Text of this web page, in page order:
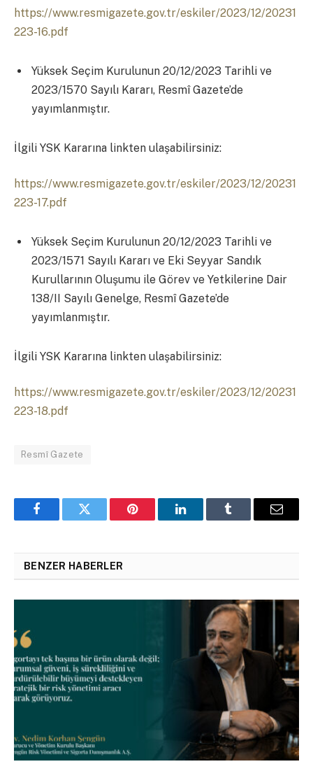
https://www.resmigazete.gov.tr/eskiler/2023/12/20231
223-16.pdf
Yüksek Seçim Kurulunun 20/12/2023 Tarihli ve
2023/1570 Sayılı Kararı, Resmî Gazete’de
yayımlanmıştır.
İlgili YSK Kararına linkten ulaşabilirsiniz:
https://www.resmigazete.gov.tr/eskiler/2023/12/20231
223-17.pdf
Yüksek Seçim Kurulunun 20/12/2023 Tarihli ve
2023/1571 Sayılı Kararı ve Eki Seyyar Sandık
Kurullarının Oluşumu ile Görev ve Yetkilerine Dair
138/II Sayılı Genelge, Resmî Gazete’de
yayımlanmıştır.
İlgili YSK Kararına linkten ulaşabilirsiniz:
https://www.resmigazete.gov.tr/eskiler/2023/12/20231
223-18.pdf
Resmî Gazete
FacebookTwitter Pinterest LinkedInTumblr Email
BENZER HABERLER